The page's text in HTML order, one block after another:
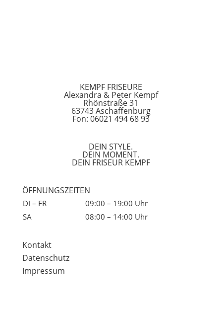
KEMPF FRISEURE
Alexandra & Peter Kempf
Rhönstraße 31
63743 Aschaffenburg
Fon: 06021 494 68 93
DEIN STYLE.
DEIN MOMENT.
DEIN FRISEUR KEMPF
ÖFFNUNGSZEITEN
DI – FR
09:00 – 19:00 Uhr
SA
08:00 – 14:00 Uhr
Kontakt
Datenschutz
Impressum